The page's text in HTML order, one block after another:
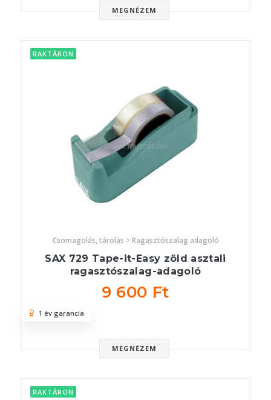
MEGNÉZEM
RAKTÁRON
Csomagolás, tárolás > Ragasztószalag adagoló
SAX 729 Tape-it-Easy zöld asztali
ragasztószalag-adagoló
9 600 Ft
MEGNÉZEM
1 év garancia
RAKTÁRON